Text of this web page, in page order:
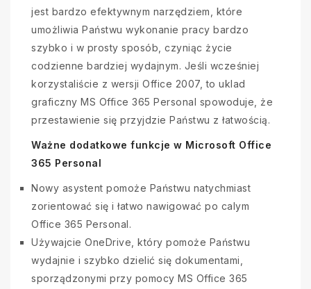
jest bardzo efektywnym narzędziem, które
umożliwia Państwu wykonanie pracy bardzo
szybko i w prosty sposób, czyniąc życie
codzienne bardziej wydajnym. Jeśli wcześniej
korzystaliście z wersji Office 2007, to uklad
graficzny MS Office 365 Personal spowoduje, że
przestawienie się przyjdzie Państwu z łatwością.
Ważne dodatkowe funkcje w Microsoft Office
365 Personal
Nowy asystent pomoże Państwu natychmiast
zorientować się i łatwo nawigować po calym
Office 365 Personal.
Używajcie OneDrive, który pomoże Państwu
wydajnie i szybko dzielić się dokumentami,
sporządzonymi przy pomocy MS Office 365